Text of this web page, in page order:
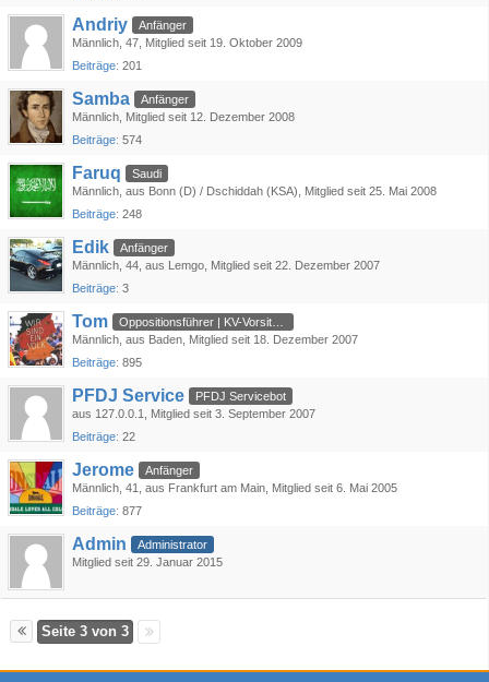
Andriy
Anfänger
Männlich 47 Mitglied seit 19. Oktober 2009
Beiträge 201
Samba
Anfänger
Männlich Mitglied seit 12. Dezember 2008
Beiträge 574
Faruq
Saudi
Männlich aus Bonn (D) / Dschiddah (KSA)
Mitglied seit 25. Mai 2008
Beiträge 248
Edik
Anfänger
Männlich 44 aus Lemgo Mitglied seit 22. Dezember 2007
Beiträge 3
Tom
Männlich aus Baden Mitglied seit 18. Dezember 2007
Beiträge 895
PFDJ Service
PFDJ Servicebot
aus 127.0.0.1
Mitglied seit 3. September 2007
Beiträge 22
Jerome
Anfänger
Männlich 41 aus Frankfurt am Main Mitglied seit 6. Mai 2005
Beiträge 877
Admin
Administrator
Mitglied seit 29. Januar 2015
Seite 3 von 3